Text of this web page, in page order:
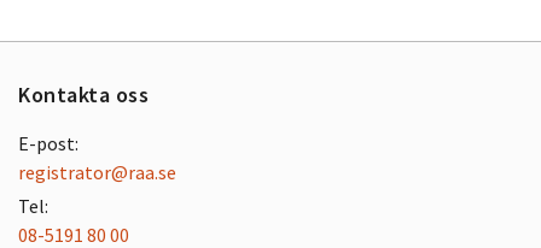
Kontakta oss
E-post:
registrator@raa.se
Tel:
08-5191 80 00